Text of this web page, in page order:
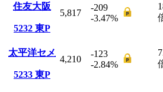
住友大阪
5232 東P
5,817
-209
-3.47%
太平洋セメ
5233 東P
4,210
-123
-2.84%